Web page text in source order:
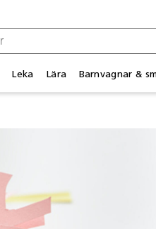
Leka Lära Barnvagnar &